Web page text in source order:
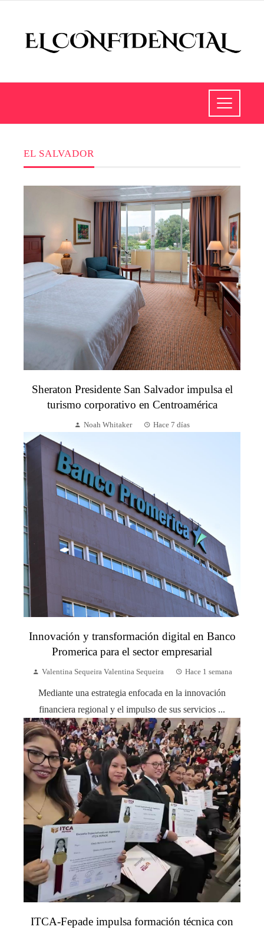
EL SALVADOR
Sheraton Presidente San Salvador impulsa el
turismo corporativo en Centroamérica
Noah Whitaker Hace 7 días
Innovación y transformación digital en Banco
Promerica para el sector empresarial
Valentina Sequeira Valentina Sequeira Hace 1 semana
Mediante una estrategia enfocada en la innovación
financiera regional y el impulso de sus servicios ...
ITCA-Fepade impulsa formación técnica con